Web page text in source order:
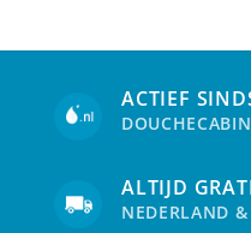
ACTIEF
ALTIJD
NEDERLAND &